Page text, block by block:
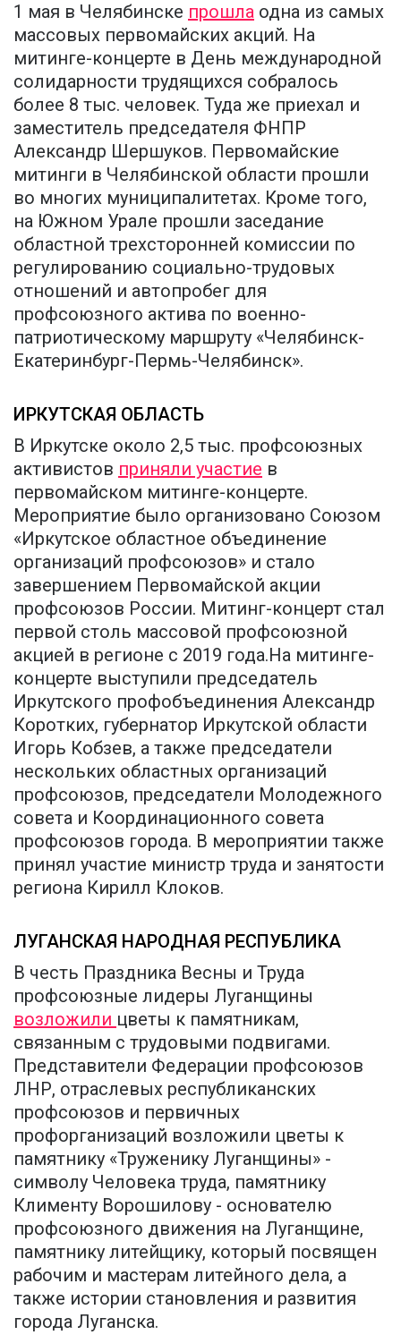
1 мая в Челябинске прошла одна из самых
массовых первомайских акций. На
митинге-концерте в День международной
солидарности трудящихся собралось
более 8 тыс. человек. Туда же приехал и
заместитель председателя ФНПР
Александр Шершуков. Первомайские
митинги в Челябинской области прошли
во многих муниципалитетах. Кроме того,
на Южном Урале прошли заседание
областной трехсторонней комиссии по
регулированию социально-трудовых
отношений и автопробег для
профсоюзного актива по военно-
патриотическому маршруту «Челябинск-
Екатеринбург-Пермь-Челябинск».
ИРКУТСКАЯ ОБЛАСТЬ
В Иркутске около 2,5 тыс. профсоюзных
активистов приняли участие в
первомайском митинге-концерте.
Мероприятие было организовано Союзом
«Иркутское областное объединение
организаций профсоюзов» и стало
завершением Первомайской акции
профсоюзов России. Митинг-концерт стал
первой столь массовой профсоюзной
акцией в регионе с 2019 года.На митинге-
концерте выступили председатель
Иркутского профобъединения Александр
Коротких, губернатор Иркутской области
Игорь Кобзев, а также председатели
нескольких областных организаций
профсоюзов, председатели Молодежного
совета и Координационного совета
профсоюзов города. В мероприятии также
принял участие министр труда и занятости
региона Кирилл Клоков.
ЛУГАНСКАЯ НАРОДНАЯ РЕСПУБЛИКА
В честь Праздника Весны и Труда
профсоюзные лидеры Луганщины
возложили цветы к памятникам,
связанным с трудовыми подвигами.
Представители Федерации профсоюзов
ЛНР, отраслевых республиканских
профсоюзов и первичных
профорганизаций возложили цветы к
памятнику «Труженику Луганщины» -
символу Человека труда, памятнику
Клименту Ворошилову - основателю
профсоюзного движения на Луганщине,
памятнику литейщику, который посвящен
рабочим и мастерам литейного дела, а
также истории становления и развития
города Луганска.